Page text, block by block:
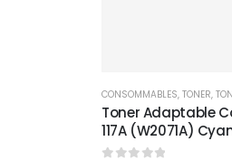
CONSOMMABLES, TONER,
Toner Adaptable
117A (W2071A)